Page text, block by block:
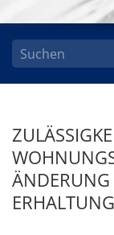
ÄNDERUNG